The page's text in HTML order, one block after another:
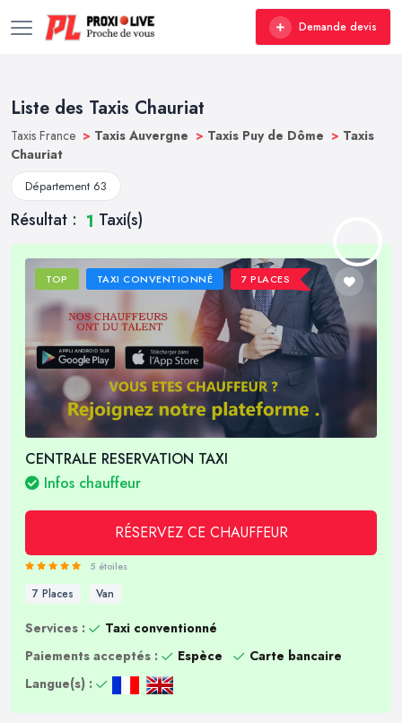
Demande devis
Liste des Taxis Chauriat
Taxis France > Taxis Auvergne > Taxis Puy de Dôme > Taxis
Chauriat
Département 63
Résultat : 1 Taxi(s)
TOP TAXI CONVENTIONNÉ 7 PLACES
CENTRALE RESERVATION TAXI
Infos chauffeur
RÉSERVEZ CE CHAUFFEUR
5 étoiles
7 Places Van
Services :
Taxi conventionné
Paiements acceptés :
Espèce
Carte bancaire
Langue(s) :